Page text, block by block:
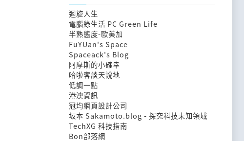
迴旋人生
電腦綠生活 PC Green Life
半熟態度-歐美加
FuYUan's Space
Spaceack's Blog
阿摩斯的小確幸
哈啦客談天說地
低調一點
港澳資訊
冠均網頁設計公司
坂本 Sakamoto.blog - 探究科技未知領域
TechXG 科技指南
Bon部落網